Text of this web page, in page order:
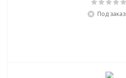
Под заказ